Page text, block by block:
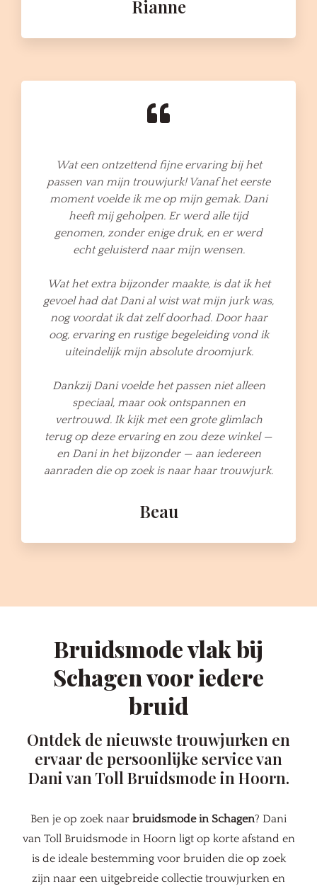
Rianne
Wat een ontzettend fijne ervaring bij het
passen van mijn trouwjurk! Vanaf het eerste
moment voelde ik me op mijn gemak. Dani
heeft mij geholpen. Er werd alle tijd
genomen, zonder enige druk, en er werd
echt geluisterd naar mijn wensen.
Wat het extra bijzonder maakte, is dat ik het
gevoel had dat Dani al wist wat mijn jurk was,
nog voordat ik dat zelf doorhad. Door haar
oog, ervaring en rustige begeleiding vond ik
uiteindelijk mijn absolute droomjurk.
Dankzij Dani voelde het passen niet alleen
speciaal, maar ook ontspannen en
vertrouwd. Ik kijk met een grote glimlach
terug op deze ervaring en zou deze winkel —
en Dani in het bijzonder — aan iedereen
aanraden die op zoek is naar haar trouwjurk.
Beau
Bruidsmode vlak bij
Schagen voor iedere
bruid
Ontdek de nieuwste trouwjurken en
ervaar de persoonlijke service van
Dani van Toll Bruidsmode in Hoorn.
Ben je op zoek naar bruidsmode in Schagen? Dani
van Toll Bruidsmode in Hoorn ligt op korte afstand en
is de ideale bestemming voor bruiden die op zoek
zijn naar een uitgebreide collectie trouwjurken en